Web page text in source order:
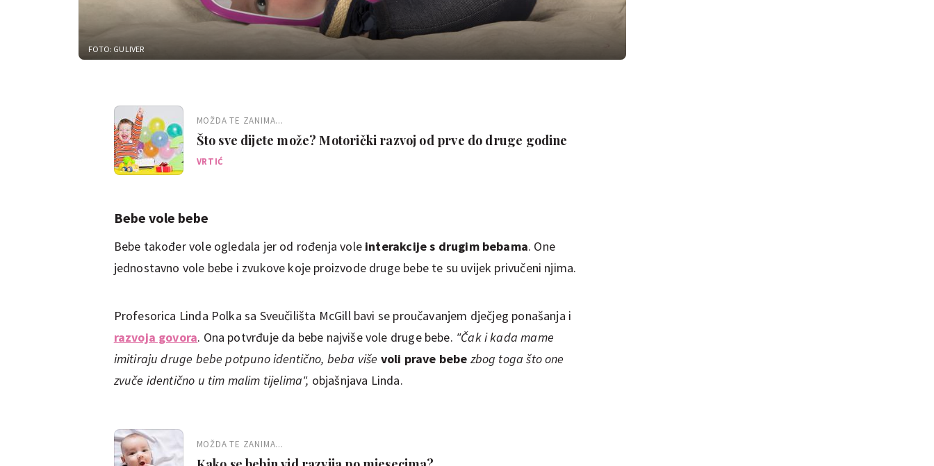
FOTO: GULIVER
MOŽDA TE ZANIMA...
Što sve dijete može? Motorički razvoj od prve do druge godine
VRTIĆ
Bebe vole bebe
Bebe također vole ogledala jer od rođenja vole interakcije s drugim bebama. One
jednostavno vole bebe i zvukove koje proizvode druge bebe te su uvijek privučeni njima.
Profesorica Linda Polka sa Sveučilišta McGill bavi se proučavanjem dječjeg ponašanja i
razvoja govora. Ona potvrđuje da bebe najviše vole druge bebe. "Čak i kada mame
imitiraju druge bebe potpuno identično, beba više voli prave bebe zbog toga što one
zvuče identično u tim malim tijelima", objašnjava Linda.
MOŽDA TE ZANIMA...